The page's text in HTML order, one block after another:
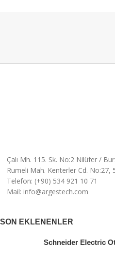
Çalı Mh. 115. Sk. No:2 Nilüfer /
Rumeli Mah. Kenterler Cd. No:27,
Telefon: (+90) 534 921 10 71
Mail: info@argestech.com
SON EKLENENLER
Schneider Electric